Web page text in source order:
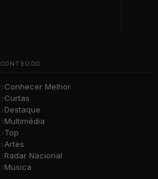
CONTEÚDO
Conhecer Melhor
Curtas
Destaque
Multimédia
Top
Artes
Radar Nacional
Musica